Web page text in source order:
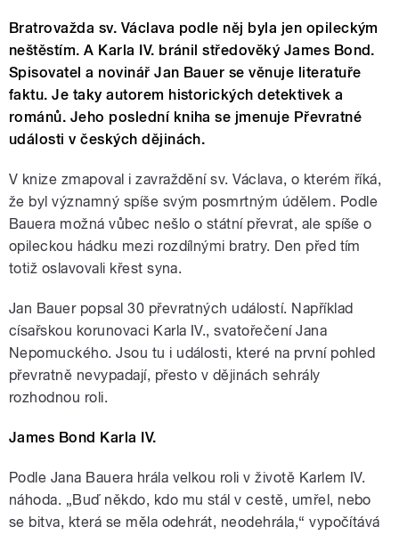
Bratrovažda sv. Václava podle něj byla jen opileckým
neštěstím. A Karla IV. bránil středověký James Bond.
Spisovatel a novinář Jan Bauer se věnuje literatuře
faktu. Je taky autorem historických detektivek a
románů. Jeho poslední kniha se jmenuje Převratné
události v českých dějinách.
V knize zmapoval i zavraždění sv. Václava, o kterém říká,
že byl významný spíše svým posmrtným údělem. Podle
Bauera možná vůbec nešlo o státní převrat, ale spíše o
opileckou hádku mezi rozdílnými bratry. Den před tím
totiž oslavovali křest syna.
Jan Bauer popsal 30 převratných událostí. Například
císařskou korunovaci Karla IV., svatořečení Jana
Nepomuckého. Jsou tu i události, které na první pohled
převratně nevypadají, přesto v dějinách sehrály
rozhodnou roli.
James Bond Karla IV.
Podle Jana Bauera hrála velkou roli v životě Karlem IV.
náhoda. „Buď někdo, kdo mu stál v cestě, umřel, nebo
se bitva, která se měla odehrát, neodehrála,“ vypočítává